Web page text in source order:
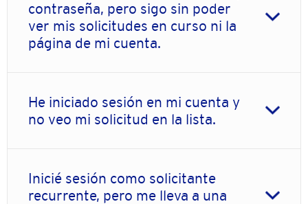
contraseña, pero sigo sin poder
ver mis solicitudes en curso ni la
página de mi cuenta.
He iniciado sesión en mi cuenta y
no veo mi solicitud en la lista.
Inicié sesión como solicitante
recurrente, pero me lleva a una